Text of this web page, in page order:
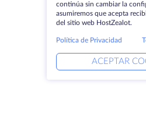
continúa sin cambiar la
asumiremos que acepta
del sitio web HostZealot.
Política de Privacidad
ACEPTAR